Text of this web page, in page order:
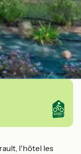
l'hôtel les